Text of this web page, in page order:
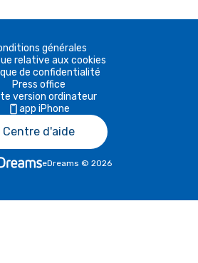
générales
relative aux cookies
de confidentialité
Press office
version ordinateur
app iPhone
Centre d'aide
eDreams © 2026